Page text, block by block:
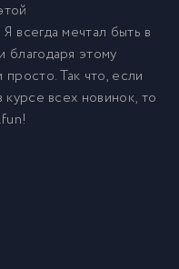
всегда мечтал быть в
благодаря этому
Так что, если
всех новинок, то